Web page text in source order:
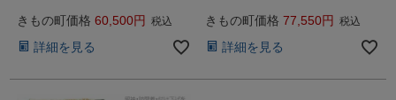
きもの町価格 60,500 税込
詳細を見る
きもの町価格 77,550 税込
詳細を見る